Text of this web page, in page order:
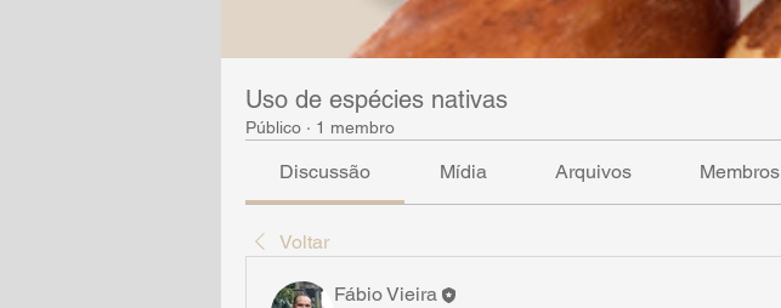
Uso de espécies nativas
Público · 1 membro
Discussão Mídia Arquivos Membros
Voltar
Fábio Vieira